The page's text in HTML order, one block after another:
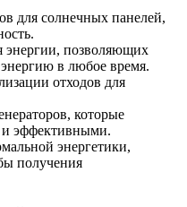
для солнечных панелей,
энергии, позволяющих
в любое время.
отходов для
которые
и эффективными.
энергетики,
получения